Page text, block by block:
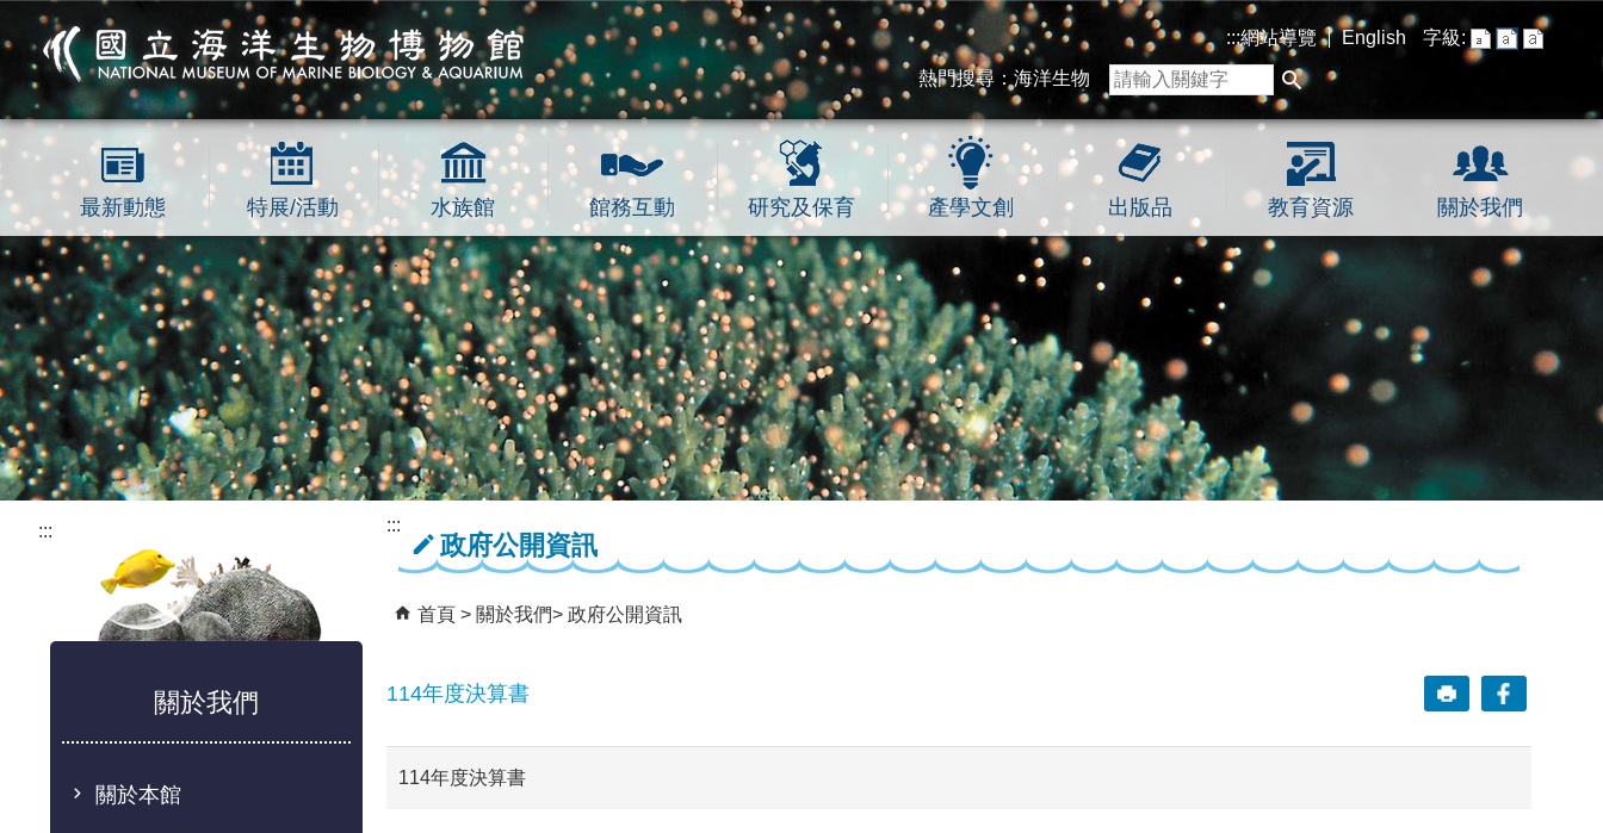
跳到主要內容區塊 :::網站導覽 English
字級:
熱門搜尋： 海洋生物
最新動態 特展/活動 水族館 館務互動 研究及保育 產學文創 出版品 教育資源 關於我們
:::
關於我們
關於本館
:::
政府公開資訊
首頁 關於我們 政府公開資訊
114年度決算書
114年度決算書